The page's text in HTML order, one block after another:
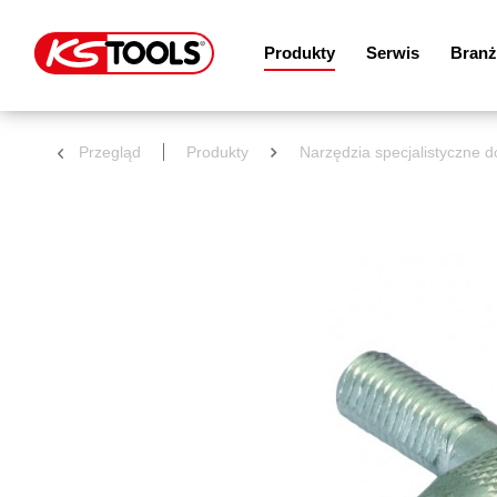
Produkty Serwis
Przegląd Produkty Narzędzia specjalistyczne